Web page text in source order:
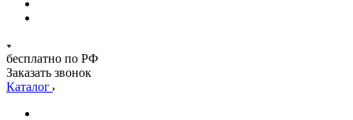
бесплатно по РФ
Заказать звонок
Каталог